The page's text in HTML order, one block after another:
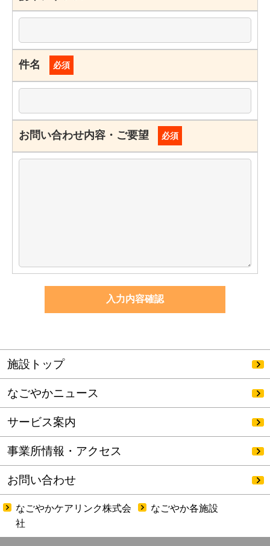
件名 必須
お問い合わせ内容・ご要望 必須
施設トップ
なごやかニュース
サービス案内
事業所情報・アクセス
お問い合わせ
なごやかケアリンク株式会
社
なごやか各施設